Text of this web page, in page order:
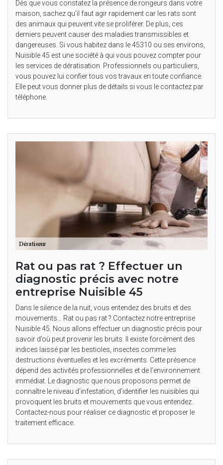
Dès que vous constatez la présence de rongeurs dans votre
maison, sachez qu’il faut agir rapidement car les rats sont
des animaux qui peuvent vite se proliférer. De plus, ces
derniers peuvent causer des maladies transmissibles et
dangereuses. Si vous habitez dans le 45310 ou ses environs,
Nuisible 45 est une société à qui vous pouvez compter pour
les services de dératisation. Professionnels ou particuliers,
vous pouvez lui confier tous vos travaux en toute confiance.
Elle peut vous donner plus de détails si vous le contactez par
téléphone.
Rat ou pas rat ? Effectuer un
diagnostic précis avec notre
entreprise Nuisible 45
Dans le silence de la nuit, vous entendez des bruits et des
mouvements… Rat ou pas rat ? Contactez notre entreprise
Nuisible 45. Nous allons effectuer un diagnostic précis pour
savoir d’où peut provenir les bruits. Il existe forcément des
indices laissé par les bestioles, insectes comme les
destructions éventuelles et les excréments. Cette présence
dépend des activités professionnelles et de l’environnement
immédiat. Le diagnostic que nous proposons permet de
connaître le niveau d’infestation, d’identifier les nuisibles qui
provoquent les bruits et mouvements que vous entendez.
Contactez-nous pour réaliser ce diagnostic et proposer le
traitement efficace.